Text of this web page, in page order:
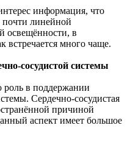
информация, что
почти линейной
освещённости, в
встречается много чаще.
сосудистой системы
в поддержании
Сердечно-сосудистая
причиной
аспект имеет большое